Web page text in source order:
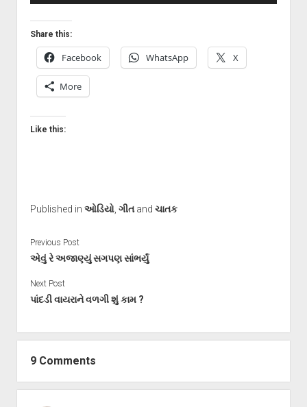
Share this:
Facebook WhatsApp X
More
Like this:
Published in ઓડિયો, ગીતand ચાતક
Previous Post
એવું રે અજાણ્યું સગપણ સાંભર્યું
Next Post
પાંદડી વાયરાને વળગી શું કામ ?
9 Comments